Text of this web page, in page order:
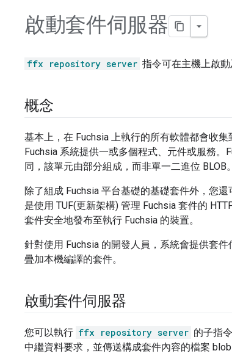
啟動套件伺服器
ffx repository server 指令可在主機上啟
概念
基本上，在 Fuchsia 上執行的所有軟體都會收集
Fuchsia 系統提供一或多個程式、元件或服務
同，該單元由部分組成，而非單一二進位 BLOB。
除了組成 Fuchsia 平台基礎的基礎套件外，您
是使用 TUF(更新架構) 管理 Fuchsia 套件的
套件安全地發布至執行 Fuchsia 的裝置。
針對使用 Fuchsia 的開發人員，系統會提供套
疊加本機編譯的套件。
啟動套件伺服器
您可以執行 ffx repository server 的子指
中繼資料要求，並傳送構成套件內容的檔案 blob